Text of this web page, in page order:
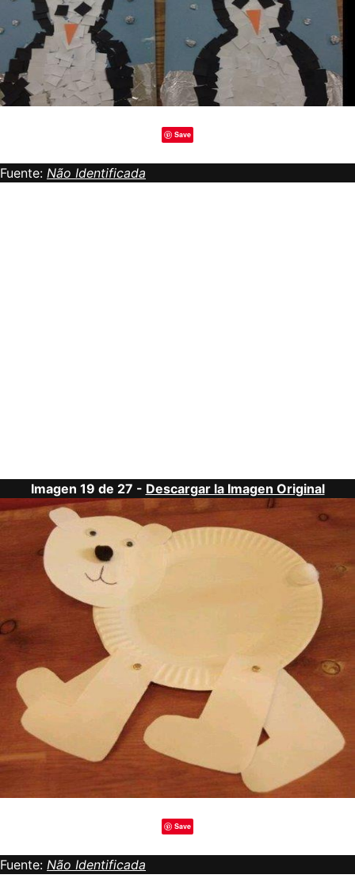
Save
Fuente: Não Identificada
Imagen 19 de 27 - Descargar la Imagen Original
Save
Fuente: Não Identificada